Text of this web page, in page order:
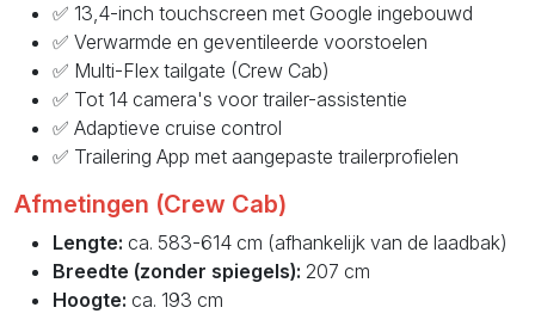
✅ 13,4-inch touchscreen met Google ingebouwd
✅ Verwarmde en geventileerde voorstoelen
✅ Multi-Flex tailgate (Crew Cab)
✅ Tot 14 camera's voor trailer-assistentie
✅ Adaptieve cruise control
✅ Trailering App met aangepaste trailerprofielen
Afmetingen (Crew Cab)
Lengte: ca. 583-614 cm (afhankelijk van de laadbak)
Breedte (zonder spiegels): 207 cm
Hoogte: ca. 193 cm